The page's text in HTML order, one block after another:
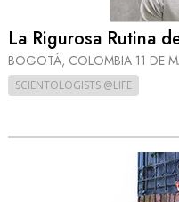
La Rigurosa Rutina
BOGOTÁ, COLOMBIA 11 DE
SCIENTOLOGISTS @LIFE